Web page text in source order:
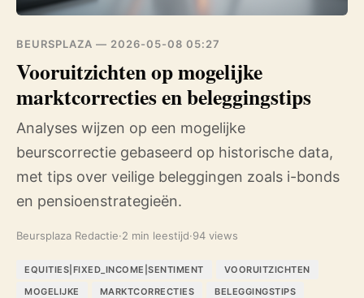
BEURSPLAZA — 2026-05-08 05:27
Vooruitzichten op mogelijke
marktcorrecties en beleggingstips
Analyses wijzen op een mogelijke
beurscorrectie gebaseerd op historische data,
met tips over veilige beleggingen zoals i-bonds
en pensioenstrategieën.
Beursplaza Redactie·2 min leestijd·94 views
EQUITIES|FIXED_INCOME|SENTIMENT
VOORUITZICHTEN
MOGELIJKE
MARKTCORRECTIES BELEGGINGSTIPS